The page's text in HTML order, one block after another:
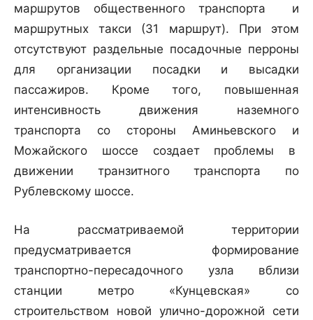
маршрутов общественного транспорта и
маршрутных такси (31 маршрут). При этом
отсутствуют раздельные посадочные перроны
для организации посадки и высадки
пассажиров. Кроме того, повышенная
интенсивность движения наземного
транспорта со стороны Аминьевского и
Можайского шоссе создает проблемы в
движении транзитного транспорта по
Рублевскому шоссе.
На рассматриваемой территории
предусматривается формирование
транспортно-пересадочного узла вблизи
станции метро «Кунцевская» со
строительством новой улично-дорожной сети